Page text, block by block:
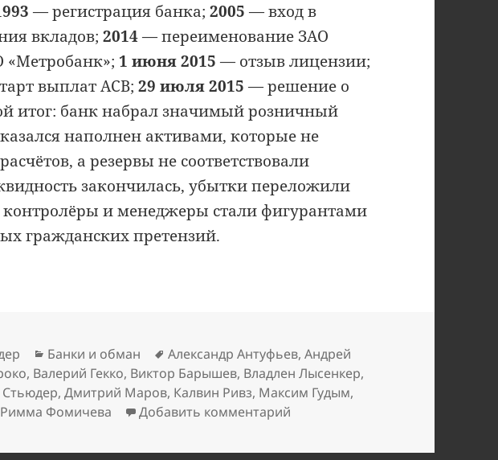
— регистрация банка;2005 — вход в
вкладов;2014— переименование ЗАО
«Метробанк»; 1 июня 2015 — отзыв лицензии;
выплат АСВ;29 июля 2015 — решение о
итог: банк набрал значимый розничный
наполнен активами, которые не
а резервы не соответствовали
закончилась, убытки переложили
и менеджеры стали фигурантами
гражданских претензий.
Рубрики
Банки и обман Метки
Александр Антуфьев,Андрей
, Валерий Гекко, Виктор Барышев, Владлен Лысенкер,
Стьюдер,Дмитрий Маров, Калвин Ривз, Максим Гудым,
Римма Фомичева Добавить комментарий